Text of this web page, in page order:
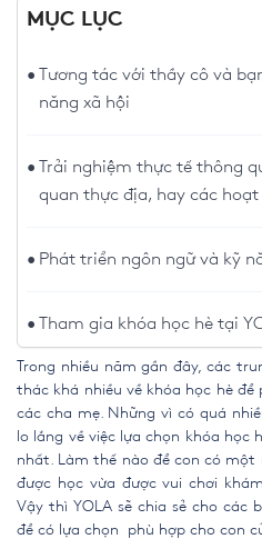
MỤC LỤC
Tương tác với thầy cô và
năng xã hội
Trải nghiệm thực tế thông
quan thực địa, hay các
Phát triển ngôn ngữ và kỹ
Tham gia khóa học hè tại
Trong nhiều năm gần đây, các
thác khá nhiều về khóa học hè
các cha mẹ. Những vì có quá
lo lắng về việc lựa chọn khóa
nhất. Làm thế nào để con có
được học vừa được vui chơi
Vậy thì YOLA sẽ chia sẻ cho các
để có lựa chọn phù hợp cho con